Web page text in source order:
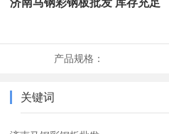
济南马钢彩钢板批发 库存充足
产品规格：
关键词